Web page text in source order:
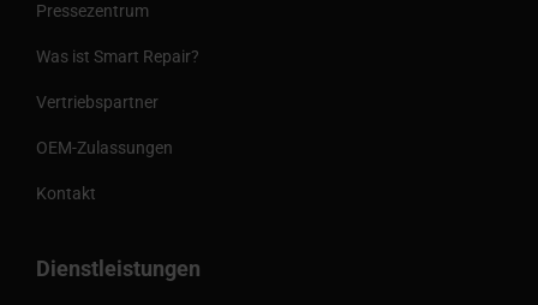
Pressezentrum
Was ist Smart Repair?
Vertriebspartner
OEM-Zulassungen
Kontakt
Dienstleistungen